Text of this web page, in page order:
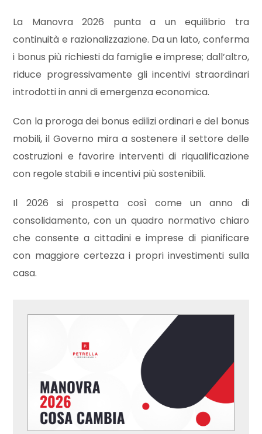
La Manovra 2026 punta a un equilibrio tra
continuità e razionalizzazione. Da un lato, conferma
i bonus più richiesti da famiglie e imprese; dall’altro,
riduce progressivamente gli incentivi straordinari
introdotti in anni di emergenza economica.
Con la proroga dei bonus edilizi ordinari e del bonus
mobili, il Governo mira a sostenere il settore delle
costruzioni e favorire interventi di riqualificazione
con regole stabili e incentivi più sostenibili.
Il 2026 si prospetta così come un anno di
consolidamento, con un quadro normativo chiaro
che consente a cittadini e imprese di pianificare
con maggiore certezza i propri investimenti sulla
casa.
5
5+
Altre
opzioni
Giardino
Balcone/Terrazzo
Lusso